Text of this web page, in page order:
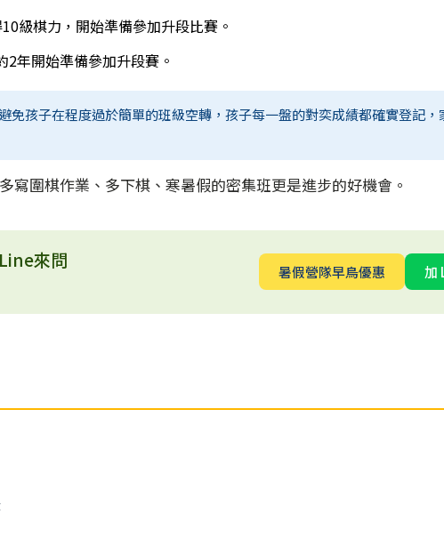
級棋力，開始準備參加升段比賽。
2年開始準備參加升段賽。
免孩子在程度過於簡單的班級空轉，孩子每一盤的對奕成績都確實登記，
寫圍棋作業、多下棋、寒暑假的密集班更是進步的好機會。
來問
暑假營隊早鳥優惠 加